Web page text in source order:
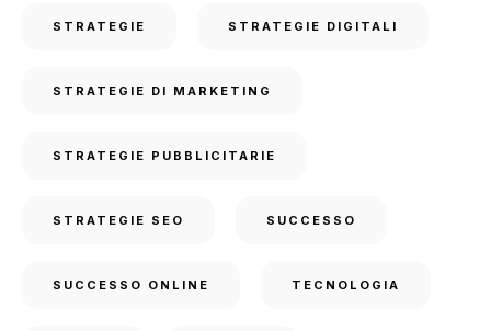
STRATEGIE STRATEGIE DIGITALI
STRATEGIE DI MARKETING
STRATEGIE PUBBLICITARIE
STRATEGIE SEO SUCCESSO
SUCCESSO ONLINE TECNOLOGIA